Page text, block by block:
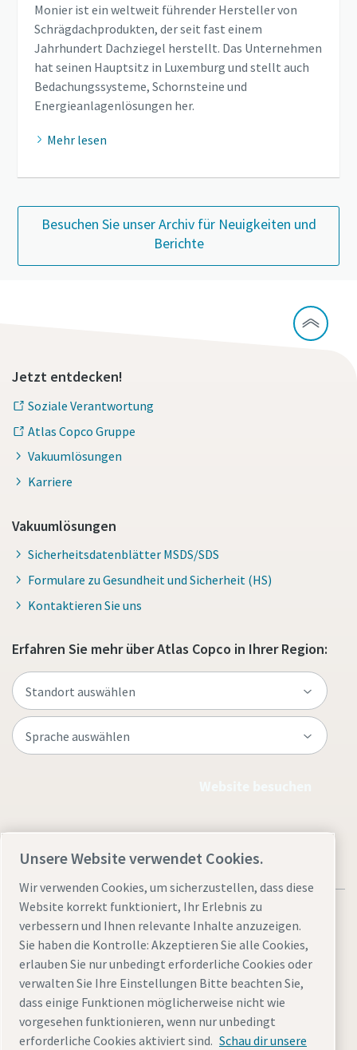
Monier ist ein weltweit führender Hersteller von
Schrägdachprodukten, der seit fast einem
Jahrhundert Dachziegel herstellt. Das Unternehmen
hat seinen Hauptsitz in Luxemburg und stellt auch
Bedachungssysteme, Schornsteine und
Energieanlagenlösungen her.
Mehr lesen
Besuchen Sie unser Archiv für Neuigkeiten und
Berichte
Jetzt entdecken!
Soziale Verantwortung
Atlas Copco Gruppe
Vakuumlösungen
Karriere
Vakuumlösungen
Sicherheitsdatenblätter MSDS/SDS
Formulare zu Gesundheit und Sicherheit (HS)
Kontaktieren Sie uns
Erfahren Sie mehr über Atlas Copco in Ihrer Region:
Rechtliche Hinweise und Datenschutzrichtlinie
Cookies verwalten Zugänglichkeit Sitemap
© 2026 Atlas Copco AB
Unsere Website verwendet Cookies.
Wir verwenden Cookies, um sicherzustellen, dass diese
Website korrekt funktioniert, Ihr Erlebnis zu
verbessern und Ihnen relevante Inhalte anzuzeigen.
Sie haben die Kontrolle: Akzeptieren Sie alle Cookies,
erlauben Sie nur unbedingt erforderliche Cookies oder
verwalten Sie Ihre Einstellungen Bitte beachten Sie,
dass einige Funktionen möglicherweise nicht wie
vorgesehen funktionieren, wenn nur unbedingt
erforderliche Cookies aktiviert sind. Schau dir unsere